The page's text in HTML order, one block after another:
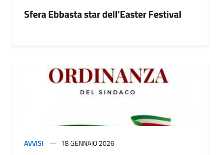
Sfera Ebbasta star dell’Easter Festival
AVVISI 18 GENNAIO 2026